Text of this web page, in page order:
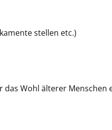
stellen etc.)
Wohl älterer